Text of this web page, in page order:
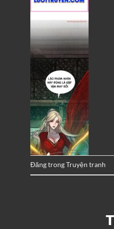
Đăng trongTruyện tranh